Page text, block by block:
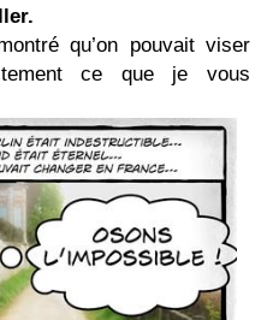
qu’on pouvait viser
ce que je vous